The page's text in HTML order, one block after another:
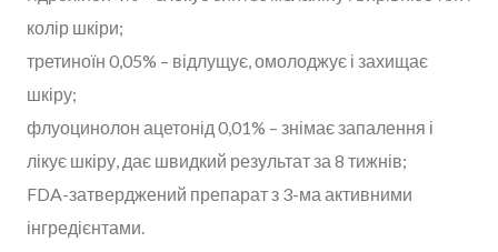
колір шкіри;
третиноїн 0,05% – відлущує, омолоджує і захищає
шкіру;
флуоцинолон ацетонід 0,01% – знімає запалення і
лікує шкіру, дає швидкий результат за 8 тижнів;
FDA-затверджений препарат з 3-ма активними
інгредієнтами.